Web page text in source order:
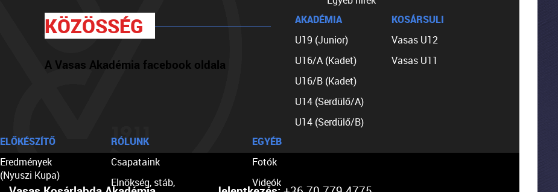
KÖZÖSSÉG
A Vasas Akadémia facebook oldala
AKADÉMIA
U19 (Junior)
U16/A (Kadet)
U16/B (Kadet)
U14 (Serdülő/A)
U14 (Serdülő/B)
KOSÁRSULI
Vasas U12
Vasas U11
ELŐKÉSZÍTŐ
Eredmények
(Nyuszi Kupa)
RÓLUNK
Csapataink
Elnökség, stáb,
EGYÉB
Fotók
Videók